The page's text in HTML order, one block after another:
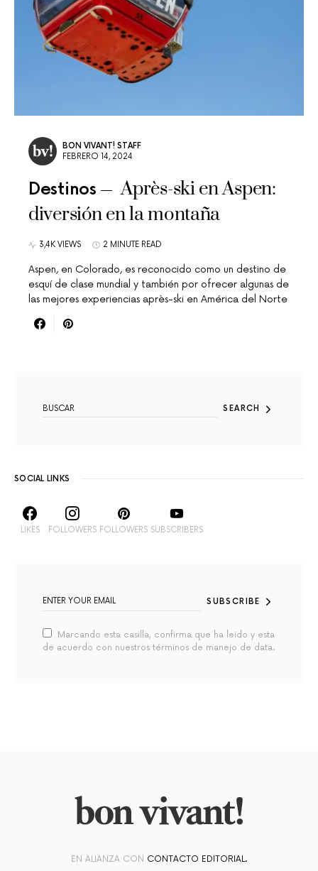
BON VIVANT! STAFF
FEBRERO 14, 2024
Destinos
Après-ski en Aspen:
diversión en la montaña
3,4K VIEWS 2 MINUTE READ
Aspen, en Colorado, es reconocido como un destino de
esquí de clase mundial y también por ofrecer algunas de
las mejores experiencias après-ski en América del Norte
SEARCH
SOCIAL LINKS
LIKES FOLLOWERS FOLLOWERS SUBSCRIBERS
SUBSCRIBE
Marcando esta casilla, confirma que ha leido y esta
de acuerdo con nuestros términos de manejo de data.
EN ALIANZA CON CONTACTO EDITORIAL.